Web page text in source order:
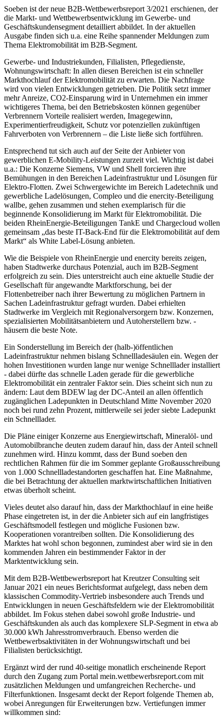
Soeben ist der neue B2B-Wettbewerbsreport 3/2021 erschienen, der
die Markt- und Wettbewerbsentwicklung im Gewerbe- und
Geschäftskundensegment detailliert abbildet. In der aktuellen
Ausgabe finden sich u.a. eine Reihe spannender Meldungen zum
Thema Elektromobilität im B2B-Segment.
Gewerbe- und Industriekunden, Filialisten, Pflegedienste,
Wohnungswirtschaft: In allen diesen Bereichen ist ein schneller
Markthochlauf der Elektromobilität zu erwarten. Die Nachfrage
wird von vielen Entwicklungen getrieben. Die Politik setzt immer
mehr Anreize, CO2-Einsparung wird in Unternehmen ein immer
wichtigeres Thema, bei den Betriebskosten können gegenüber
Verbrennern Vorteile realisiert werden, Imagegewinn,
Experimentierfreudigkeit, Schutz vor potenziellen zukünftigen
Fahrverboten von Verbrennern – die Liste ließe sich fortführen.
Entsprechend tut sich auch auf der Seite der Anbieter von
gewerblichen E-Mobility-Leistungen zurzeit viel. Wichtig ist dabei
u.a.: Die Konzerne Siemens, VW und Shell forcieren ihre
Bemühungen in den Bereichen Ladeinfrastruktur und Lösungen für
Elektro-Flotten. Zwei Schwergewichte im Bereich Ladetechnik und
gewerbliche Ladelösungen, Compleo und die enercity-Beteiligung
wallbe, gehen zusammen und stehen exemplarisch für die
beginnende Konsolidierung im Markt für Elektromobilität. Die
beiden RheinEnergie-Beteiligungen TankE und Chargecloud wollen
gemeinsam „das beste IT-Back-End für die Elektromobilität auf dem
Markt“ als White Label-Lösung anbieten.
Wie die Beispiele von RheinEnergie und enercity bereits zeigen,
haben Stadtwerke durchaus Potenzial, auch im B2B-Segment
erfolgreich zu sein. Dies unterstreicht auch eine aktuelle Studie der
Gesellschaft für angewandte Marktforschung, bei der
Flottenbetreiber nach ihrer Bewertung zu möglichen Partnern in
Sachen Ladeinfrastruktur gefragt wurden. Dabei erhielten
Stadtwerke im Vergleich mit Regionalversorgern bzw. Konzernen,
spezialisierten Mobilitätsanbietern und Autoherstellern bzw. -
häusern die beste Note.
Ein Sonderstellung im Bereich der (halb-)öffentlichen
Ladeinfrastruktur nehmen bislang Schnellladesäulen ein. Wegen der
hohen Investitionen wurden lange nur wenige Schnelllader installiert
- dabei dürfte das schnelle Laden gerade für die gewerbliche
Elektromobilität ein zentraler Faktor sein. Dies scheint sich nun zu
ändern: Laut dem BDEW lag der DC-Anteil an allen öffentlich
zugänglichen Ladepunkten in Deutschland Mitte November 2020
noch bei rund zehn Prozent, mittlerweile sei jeder siebte Ladepunkt
ein Schnelllader.
Die Pläne einiger Konzerne aus Energiewirtschaft, Mineralöl- und
Automobilbranche deuten zudem darauf hin, dass der Anteil schnell
zunehmen wird. Hinzu kommt, dass der Bund soeben den
rechtlichen Rahmen für die im Sommer geplante Großausschreibung
von 1.000 Schnellladestandorten geschaffen hat. Eine Maßnahme,
die bei Betrachtung der aktuellen marktwirtschaftlichen Initiativen
etwas überholt scheint.
Vieles deutet also darauf hin, dass der Markthochlauf in eine heiße
Phase eingetreten ist, in der die Anbieter sich auf ein langfristiges
Geschäftsmodell festlegen und mögliche Fusionen bzw.
Kooperationen vorantreiben sollten. Die Konsolidierung des
Marktes hat wohl schon begonnen, zumindest aber wird sie in den
kommenden Jahren ein bestimmender Faktor in der
Marktentwicklung sein.
Mit dem B2B-Wettbewerbsreport hat Kreutzer Consulting seit
Januar 2021 ein neues Berichtsformat aufgelegt, dass neben dem
klassischen Commodity-Vertrieb insbesondere auch Trends und
Entwicklungen in neuen Geschäftsfeldern wie der Elektromobilität
abbildet. Im Fokus stehen dabei sowohl große Industrie- und
Geschäftskunden als auch das komplexere SLP-Segment in etwa ab
30.000 kWh Jahresstromverbrauch. Ebenso werden die
Wettbewerbsaktivitäten in der Wohnungswirtschaft und bei
Filialisten berücksichtigt.
Ergänzt wird der rund 40-seitige monatlich erscheinende Report
durch den Zugang zum Portal mein.wettbewerbsreport.com mit
zusätzlichen Meldungen und umfangreichen Recherche- und
Filterfunktionen. Insgesamt deckt der Report folgende Themen ab,
wobei Anregungen für Erweiterungen bzw. Vertiefungen immer
willkommen sind: